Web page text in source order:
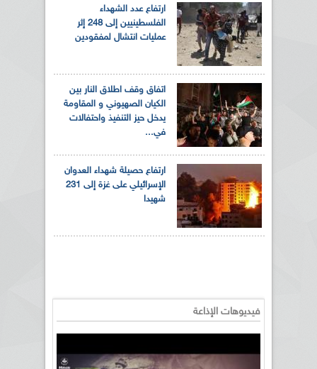
ارتفاع عدد الشهداء
الفلسطينيين إلى 248 إثر
عمليات انتشال لمفقودين
اتفاق وقف اطلاق النار بين
الكيان الصهيوني و المقاومة
يدخل حيز التنفيذ واحتفالات
في...
ارتفاع حصيلة شهداء العدوان
الإسرائيلي على غزة إلى 231
شهيدا
فيديوهات الإذاعة